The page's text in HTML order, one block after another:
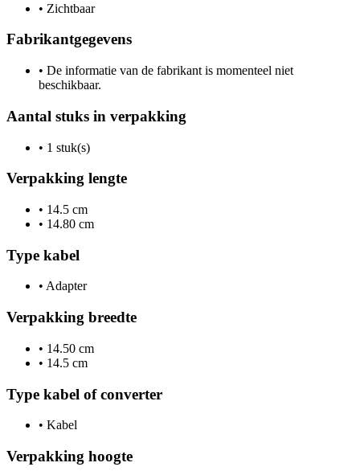
• Zichtbaar
Fabrikantgegevens
• De informatie van de fabrikant is momenteel niet
beschikbaar.
Aantal stuks in verpakking
• 1 stuk(s)
Verpakking lengte
• 14.5 cm
• 14.80 cm
Type kabel
• Adapter
Verpakking breedte
• 14.50 cm
• 14.5 cm
Type kabel of converter
• Kabel
Verpakking hoogte